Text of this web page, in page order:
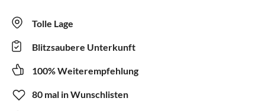
Tolle Lage
Blitzsaubere Unterkunft
100% Weiterempfehlung
80 mal in Wunschlisten